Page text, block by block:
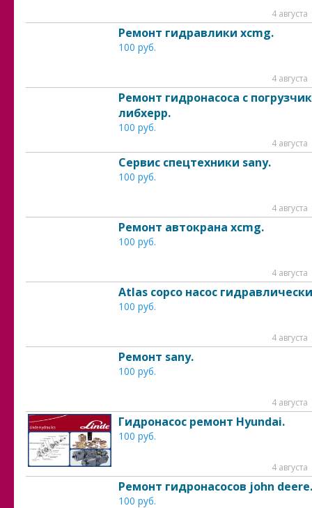
4 августа
Ремонт гидравлики xcmg.
100 руб.
4 августа
Ремонт гидронасоса с
либхерр.
100 руб.
4 августа
Сервис спецтехники sany.
100 руб.
4 августа
Ремонт автокрана xcmg.
100 руб.
4 августа
Atlas copco насос
100 руб.
4 августа
Ремонт sany.
100 руб.
4 августа
Гидронасос ремонт Hyundai.
100 руб.
4 августа
Ремонт гидронасосов john deere.
100 руб.